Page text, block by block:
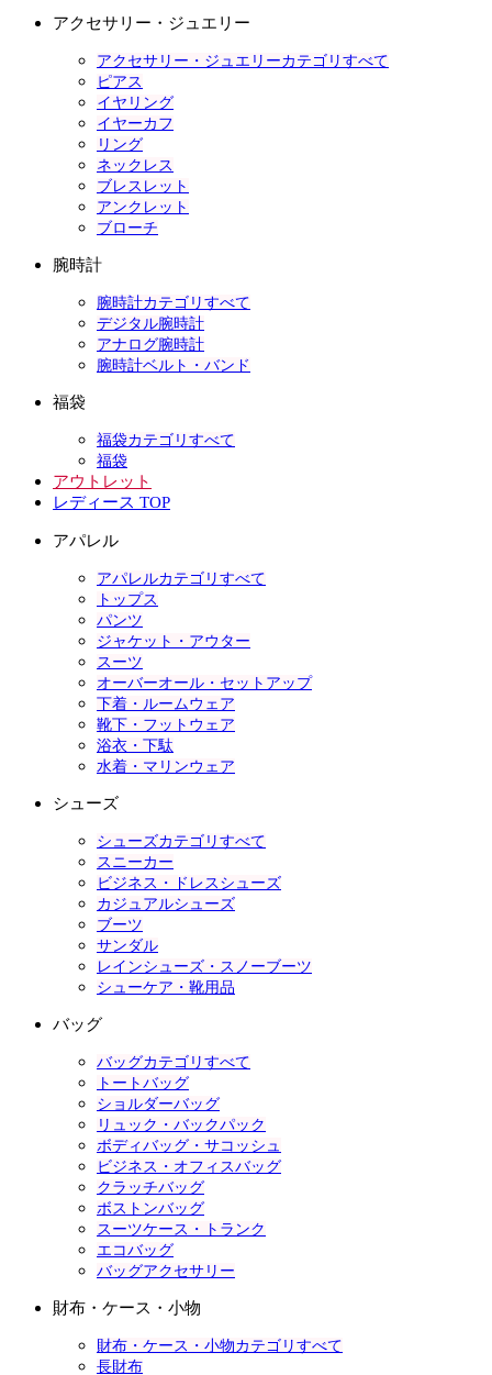
アクセサリー・ジュエリー
アクセサリー・ジュエリーカテゴリすべて
ピアス
イヤリング
イヤーカフ
リング
ネックレス
ブレスレット
アンクレット
ブローチ
腕時計
腕時計カテゴリすべて
デジタル腕時計
アナログ腕時計
腕時計ベルト・バンド
福袋
福袋カテゴリすべて
福袋
アウトレット
レディース TOP
アパレル
アパレルカテゴリすべて
トップス
パンツ
ジャケット・アウター
スーツ
オーバーオール・セットアップ
下着・ルームウェア
靴下・フットウェア
浴衣・下駄
水着・マリンウェア
シューズ
シューズカテゴリすべて
スニーカー
ビジネス・ドレスシューズ
カジュアルシューズ
ブーツ
サンダル
レインシューズ・スノーブーツ
シューケア・靴用品
バッグ
バッグカテゴリすべて
トートバッグ
ショルダーバッグ
リュック・バックパック
ボディバッグ・サコッシュ
ビジネス・オフィスバッグ
クラッチバッグ
ボストンバッグ
スーツケース・トランク
エコバッグ
バッグアクセサリー
財布・ケース・小物
財布・ケース・小物カテゴリすべて
長財布